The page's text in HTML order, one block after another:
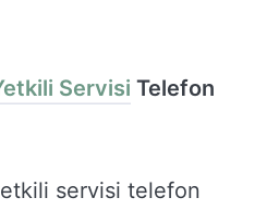
Servisi Telefon
servisi telefon